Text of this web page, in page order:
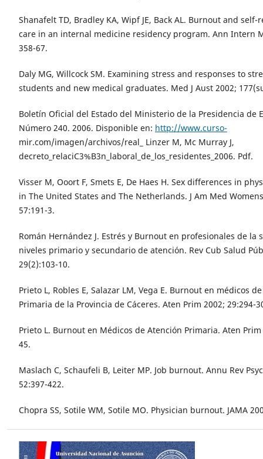
Shanafelt TD, Bradley KA, Wipf JE, Back AL. Burnout and
care in an internal medicine residency program. Ann Intern
358-67.
Daly MG, Willcock SM. Examining stress and responses to
students and new medical graduates. Med J Aust 2002;
Boletín Oficial del Estado del Ministerio de la Presidencia de
Número 240. 2006. Disponible en: http://www.curso-
mir.com/imagen/archivos/real_ Linzer M, Mc Murray J,
decreto_relaciC3%B3n_laboral_de_los_residentes_2006. Pdf.
Visser M, Ooort F, Smets E, De Haes H. Sex differences in
in The United States and The Netherlands. J Am Med
57:191-3.
Román Hernández J. Estrés y Burnout en profesionales de la
niveles primario y secundario de atención. Rev Cub Salud
29(2):103-10.
Prieto L, Robles E, Salazar LM, Vega E. Burnout en médicos
Primaria de la Provincia de Cáceres. Aten Prim 2002; 29:294-
Prieto L. Burnout en Médicos de Atención Primaria. Aten Prim
45.
Maslach C, Schaufeli B, Leiter MP. Job burnout. Annu Rev
52:397-422.
Chopra SS, Sotile WM, Sotile MO. Physician burnout. JAMA